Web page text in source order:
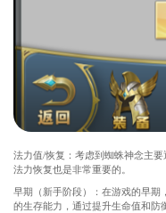
法力值/恢复：考虑到蜘蛛神念主
法力恢复也是非常重要的。
早期（新手阶段）：在游戏的早期
的生存能力，通过提升生命值和防